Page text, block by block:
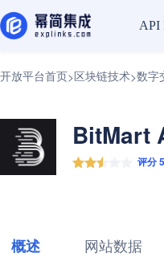
API
开放平台首页>区块链技术>数字
BitMart
评分
概述 网站数据